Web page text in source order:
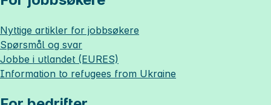
Nyttige artikler for jobbsøkere
Spørsmål og svar
Jobbe i utlandet (EURES)
Information to refugees from Ukraine